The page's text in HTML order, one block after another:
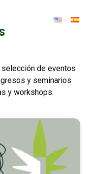
selección de eventos
y seminarios
y workshops.